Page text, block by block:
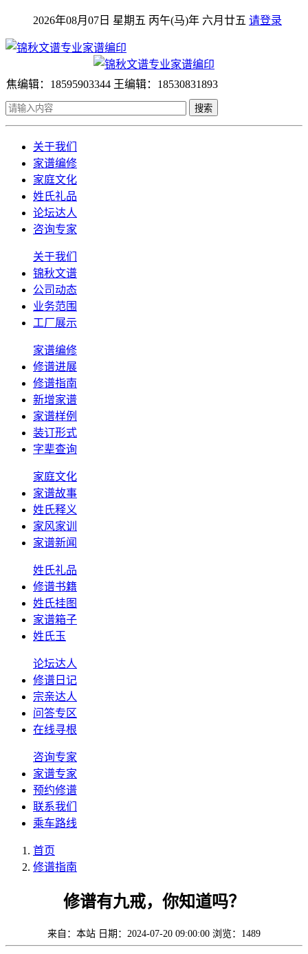
2026年08月07日 星期五 丙午(马)年 六月廿五 请登录
焦编辑：18595903344 王编辑：18530831893
搜索
关于我们
家谱编修
家庭文化
姓氏礼品
论坛达人
咨询专家
关于我们
锦秋文谱
公司动态
业务范围
工厂展示
家谱编修
修谱进展
修谱指南
新增家谱
家谱样例
装订形式
字辈查询
家庭文化
家谱故事
姓氏释义
家风家训
家谱新闻
姓氏礼品
修谱书籍
姓氏挂图
家谱箱子
姓氏玉
论坛达人
修谱日记
宗亲达人
问答专区
在线寻根
咨询专家
家谱专家
预约修谱
联系我们
乘车路线
首页
修谱指南
修谱有九戒，你知道吗？
来自：本站 日期：2024-07-20 09:00:00 浏览：1489